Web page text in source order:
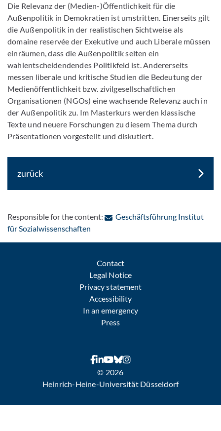
Die Relevanz der (Medien-)Öffentlichkeit für die
Außenpolitik in Demokratien ist umstritten. Einerseits gilt
die Außenpolitik in der realistischen Sichtweise als
domaine reservée der Exekutive und auch Liberale müssen
einräumen, dass die Außenpolitik selten ein
wahlentscheidendendes Politikfeld ist. Andererseits
messen liberale und kritische Studien die Bedeutung der
Medienöffentlichkeit bzw. zivilgesellschaftlichen
Organisationen (NGOs) eine wachsende Relevanz auch in
der Außenpolitik zu. Im Masterkurs werden klassische
Texte und neuere Forschungen zu diesem Thema durch
Präsentationen vorgestellt und diskutiert.
zurück
Responsible for the content:
Geschäftsführung Institut
für Sozialwissenschaften
Contact
Legal Notice
Privacy statement
Accessibility
In an emergency
Press
© 2026
Heinrich-Heine-Universität Düsseldorf